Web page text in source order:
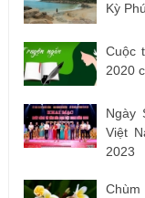
Kỳ
Cuộc
2020
Ngày
Việt
2023